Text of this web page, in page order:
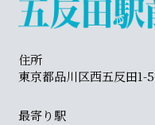
住所
東京都品川区西五反田1-
最寄り駅